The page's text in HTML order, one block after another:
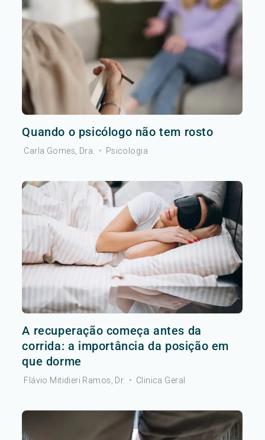
Quando o psicólogo não tem rosto
Carla Gomes, Dra. • Psicologia
A recuperação começa antes da
corrida: a importância da posição em
que dorme
Flávio Mitidieri Ramos, Dr. • Clinica Geral